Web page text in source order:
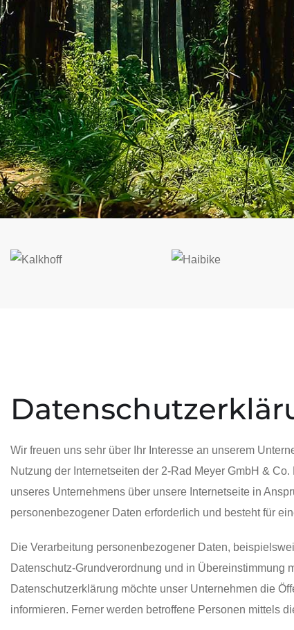
Wir freuen uns sehr über Ihr Interesse an unserem
Nutzung der Internetseiten der 2-Rad Meyer GmbH &
unseres Unternehmens über unsere Internetseite in
personenbezogener Daten erforderlich und besteht für
Die Verarbeitung personenbezogener Daten,
Datenschutz-Grundverordnung und in Übereinstimmung
Datenschutzerklärung möchte unser Unternehmen die
informieren. Ferner werden betroffene Personen mittels